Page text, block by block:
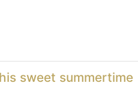
sweet summertime